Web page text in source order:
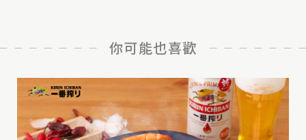
你可能也喜歡